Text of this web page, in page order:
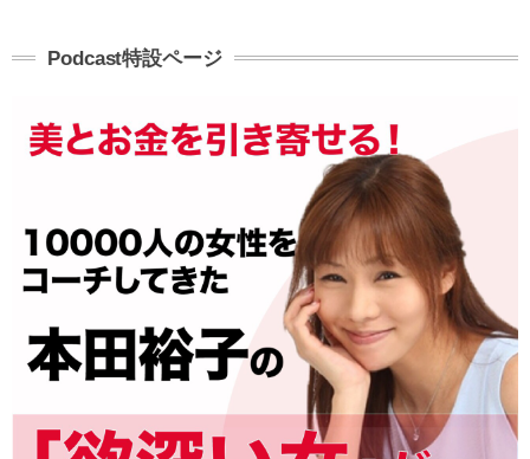
Podcast特設ページ